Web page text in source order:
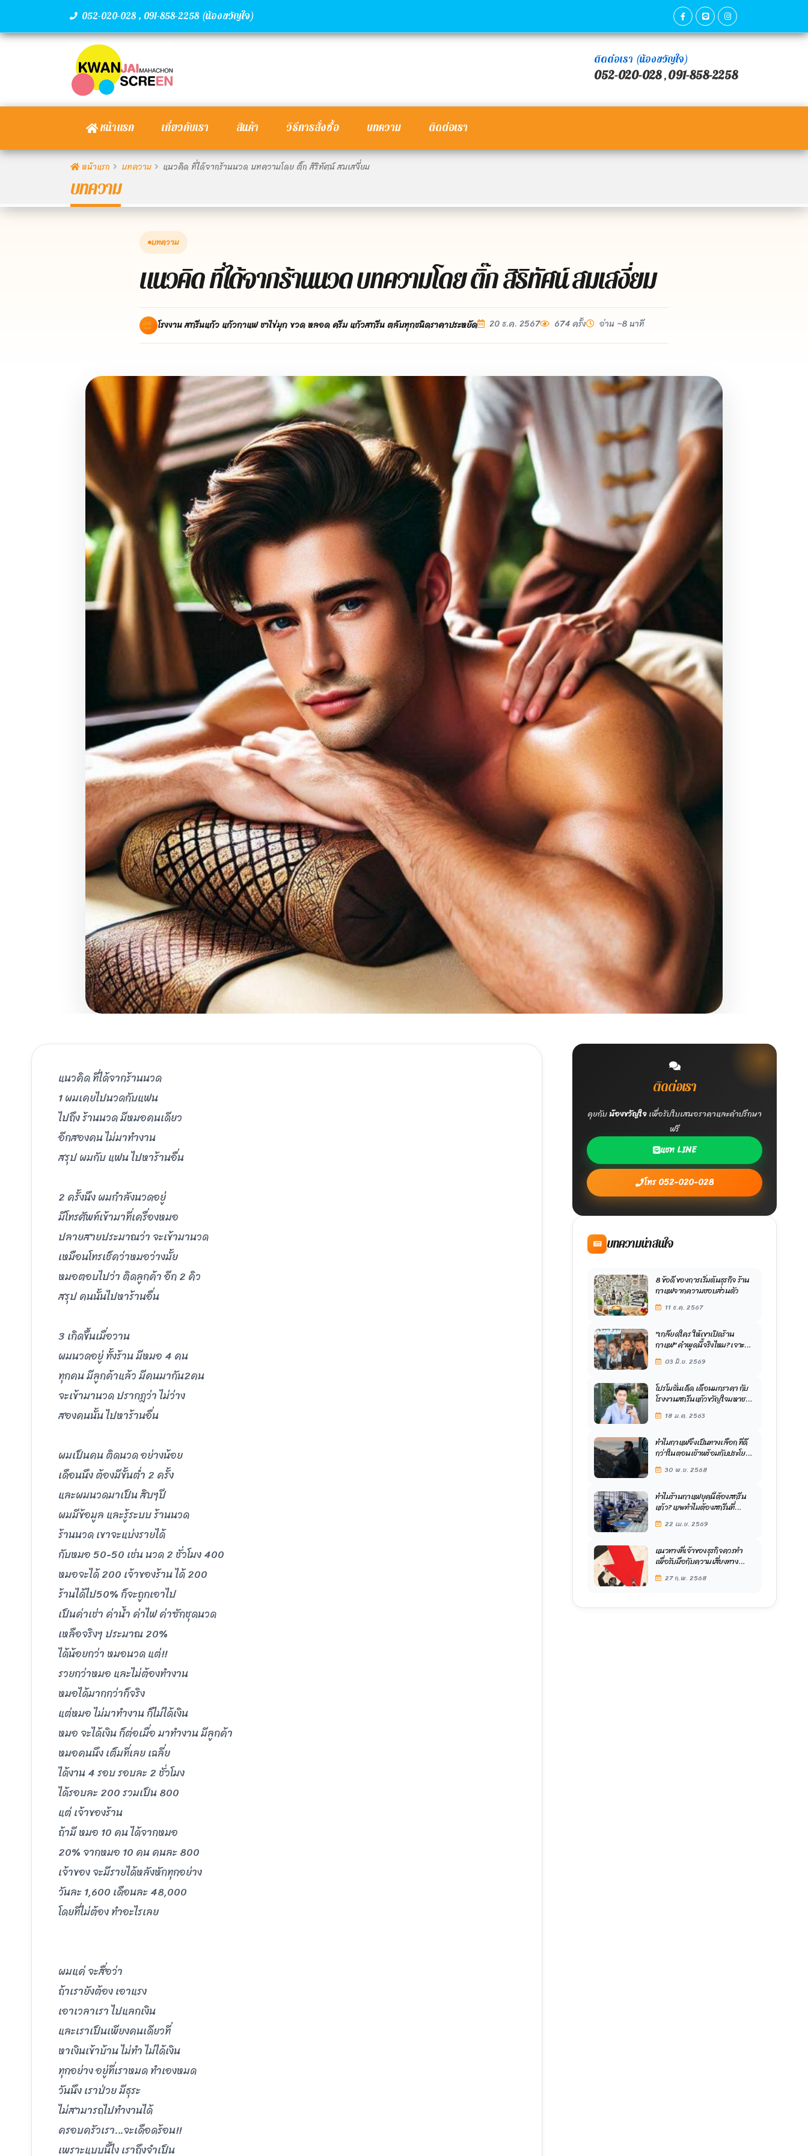
052-020-028 , 091-858-2258 (น้องขวัญใจ)
ติดต่อเรา (น้องขวัญใจ)
052-020-028,091-858-2258
หน้าแรก เกี่ยวกับเรา สินค้า วิธีการสั่งซื้อ บทความ ติดต่อเรา
หน้าแรก บทความ แนวคิด ที่ได้จากร้านนวด บทความโดย ติ๊ก สิริทัศน์ สมเสงี่ยม
บทความ
บทความ
แนวคิด ที่ได้จากร้านนวด บทความโดย ติ๊ก สิริทัศน์ สมเสงี่ยม
โรงงาน สกรีนแก้ว แก้วกาแฟ ชาไข่มุก ขวด หลอด ครีม แก้วสกรีน ตลับทุกชนิดราคาประหยัด 20 ธ.ค. 2567 674 ครั้ง อ่าน ~8 นาที
แนวคิด ที่ได้จากร้านนวด
1 ผมเคยไปนวดกับแฟน
ไปถึง ร้านนวด มีหมอคนเดียว
อีกสองคน ไม่มาทำงาน
สรุป ผมกับ แฟน ไปหาร้านอื่น
2 ครั้งนึง ผมกำลังนวดอยู่
มีโทรศัพท์เข้ามาที่เครื่องหมอ
ปลายสายประมาณว่า จะเข้ามานวด
เหมือนโทรเช็คว่าหมอว่างมั้ย
หมอตอบไปว่า ติดลูกค้า อีก 2 คิว
สรุป คนนั้นไปหาร้านอื่น
3 เกิดขึ้นเมื่อวาน
ผมนวดอยู่ ทั้งร้าน มีหมอ 4 คน
ทุกคน มีลูกค้าแล้ว มีคนมากัน2คน
จะเข้ามานวด ปรากฏว่า ไม่ว่าง
สองคนนั้น ไปหาร้านอื่น
ผมเป็นคน ติดนวด อย่างน้อย
เดือนนึง ต้องมีขั้นต่ำ 2 ครั้ง
และผมนวดมาเป็น สิบๆปี
ผมมีข้อมูล และรู้ระบบ ร้านนวด
ร้านนวด เขาจะแบ่งรายได้
กับหมอ 50-50 เช่น นวด 2 ชั่วโมง 400
หมอจะได้ 200 เจ้าของร้าน ได้ 200
ร้านได้ไป50% ก็จะถูกเอาไป
เป็นค่าเช่า ค่าน้ำ ค่าไฟ ค่าซักชุดนวด
เหลือจริงๆ ประมาณ 20%
ได้น้อยกว่า หมอนวด แต่!!
รวยกว่าหมอ และไม่ต้องทำงาน
หมอได้มากกว่าก็จริง
แต่หมอ ไม่มาทำงาน ก็ไม่ได้เงิน
หมอ จะได้เงิน ก็ต่อเมื่อ มาทำงาน มีลูกค้า
หมอคนนึง เต็มที่เลย เฉลี่ย
ได้งาน 4 รอบ รอบละ 2 ชั่วโมง
ได้รอบละ 200 รวมเป็น 800
แต่ เจ้าของร้าน
ถ้ามี หมอ 10 คน ได้จากหมอ
20% จากหมอ 10 คน คนละ 800
เจ้าของ จะมีรายได้หลังหักทุกอย่าง
วันละ 1,600 เดือนละ 48,000
โดยที่ไม่ต้อง ทำอะไรเลย
ผมแค่ จะสื่อว่า
ถ้าเรายังต้อง เอาแรง
เอาเวลาเรา ไปแลกเงิน
และเราเป็นเพียงคนเดียวที่
หาเงินเข้าบ้าน ไม่ทำ ไม่ได้เงิน
ทุกอย่าง อยู่ที่เราหมด ทำเองหมด
วันนึง เราป่วย มีธุระ
ไม่สามารถไปทำงานได้
ครอบครัวเรา…จะเดือดร้อน!!
เพราะแบบนี้ไง เราถึงจำเป็น
ติดต่อเรา
คุยกับน้องขวัญใจเพื่อรับใบเสนอราคาและคำปรึกษา
ฟรี
แชท LINE
โทร 052-020-028
บทความน่าสนใจ
8 ข้อดี ของการเริ่มต้นธุรกิจ ร้าน
กาแฟจากความชอบส่วนตัว
11 ธ.ค. 2567
"เกลียดใคร ให้เขาเปิดร้าน
กาแฟ" คำพูดนี้จริงไหม? เจาะลึก
ธุรกิจร้านกาแฟปี 2569
03 มิ.ย. 2569
โปรโมชั่นเด็ด เดือนมกราคา กับ
โรงงานสกรีนแก้วขวัญใจมหาชน
รีบด่วน ตัดสินใจก่อนหมดโปรสุด
พิเศษนี้18 ม.ค. 2563
ทำไมกาแฟจึงเป็นทางเลือก ที่ดี
กว่าในตอนเช้าพร้อมกับประโยชน์
ของมัน30 พ.ย. 2568
ทำไมร้านกาแฟยุคนี้ต้องสกรีน
แก้ว? และทำไมต้องสกรีนที่
โรงงานขวัญใจมหาชน
22 เม.ย. 2569
แนวทางที่เจ้าของธุรกิจควรทำ
เพื่อรับมือกับความเสี่ยงทาง
เศรษฐกิจในปี 2568
27 ก.พ. 2568